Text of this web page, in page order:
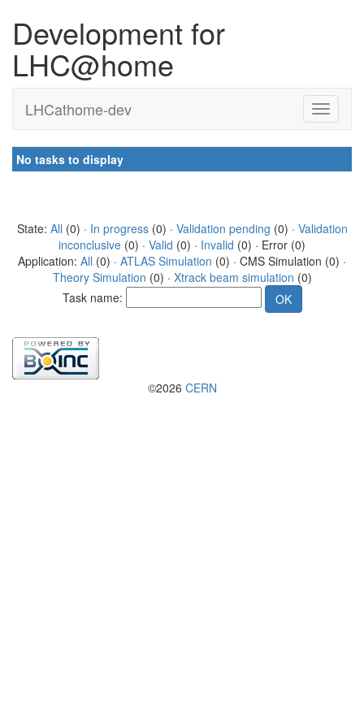
Development for
LHC@home
LHCathome-dev
No tasks to display
State: All (0) · In progress(0) · Validation pending (0) · Validation
inconclusive (0) · Valid (0) · Invalid (0) · Error (0)
Application: All (0) · ATLAS Simulation (0) · CMS Simulation (0) ·
Theory Simulation (0) · Xtrack beam simulation (0)
Task name:
©2026 CERN